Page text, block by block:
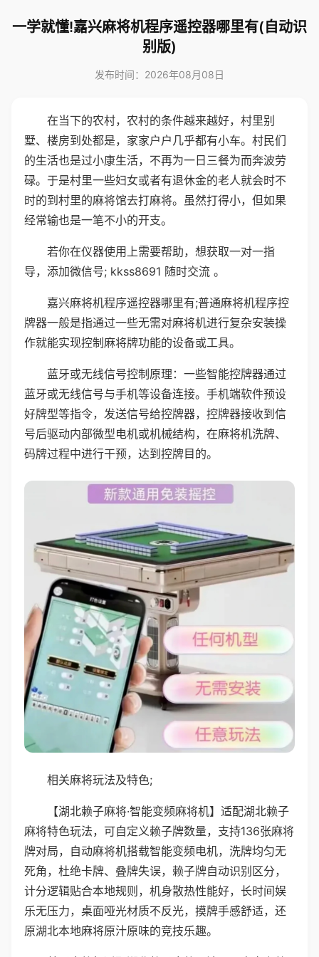
一学就懂!嘉兴麻将机程序遥控器哪里有(自动识
别版)
发布时间：2026年08月08日
在当下的农村，农村的条件越来越好，村里别
墅、楼房到处都是，家家户户几乎都有小车。村民们
的生活也是过小康生活，不再为一日三餐为而奔波劳
碌。于是村里一些妇女或者有退休金的老人就会时不
时的到村里的麻将馆去打麻将。虽然打得小，但如果
经常输也是一笔不小的开支。
若你在仪器使用上需要帮助，想获取一对一指
导，添加微信号; kkss8691 随时交流 。
嘉兴麻将机程序遥控器哪里有;普通麻将机程序控
牌器一般是指通过一些无需对麻将机进行复杂安装操
作就能实现控制麻将牌功能的设备或工具。
蓝牙或无线信号控制原理：一些智能控牌器通过
蓝牙或无线信号与手机等设备连接。手机端软件预设
好牌型等指令，发送信号给控牌器，控牌器接收到信
号后驱动内部微型电机或机械结构，在麻将机洗牌、
码牌过程中进行干预，达到控牌目的。
相关麻将玩法及特色;
【湖北赖子麻将·智能变频麻将机】适配湖北赖子
麻将特色玩法，可自定义赖子牌数量，支持136张麻将
牌对局，自动麻将机搭载智能变频电机，洗牌均匀无
死角，杜绝卡牌、叠牌失误，赖子牌自动识别区分，
计分逻辑贴合本地规则，机身散热性能好，长时间娱
乐无压力，桌面哑光材质不反光，摸牌手感舒适，还
原湖北本地麻将原汁原味的竞技乐趣。